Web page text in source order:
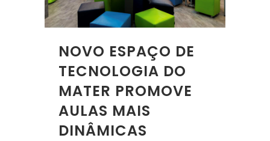
NOVO ESPAÇO DE
TECNOLOGIA DO
MATER PROMOVE
AULAS MAIS
DINÂMICAS